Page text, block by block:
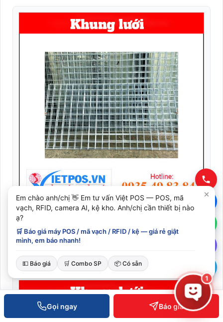
Gọi ngay Báo giá
Khung lưới D1.2m x R1m dày 2.5 ly - ô 2cm
210.000 ₫
XEM CHI TIẾT
1
Em chào anh/chị 👋 Em tư vấn Việt POS — POS, mã
vạch, RFID, camera AI, kệ kho. Anh/chị cần thiết bị nào
ạ?
🛒 Báo giá máy POS / mã vạch / RFID / kệ — giá rẻ giật
mình, em báo nhanh!
💵 Báo giá 🛒 Combo SP 📦 Có sẵn